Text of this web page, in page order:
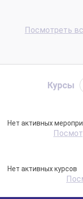
Посмотреть
Курсы
Нет активных
Нет активных курсов